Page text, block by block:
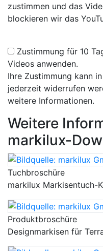
zustimmen und das
blockieren wir das
Zustimmung für 10
Videos anwenden.
Ihre Zustimmung kann
jederzeit widerrufen
weitere Informationen.
Weitere
markilux-
Tuchbroschüre
markilux Markisentuch-
Produktbroschüre
Designmarkisen für